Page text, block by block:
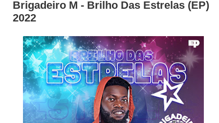
Brigadeiro M - Brilho Das Estrelas (EP)
2022